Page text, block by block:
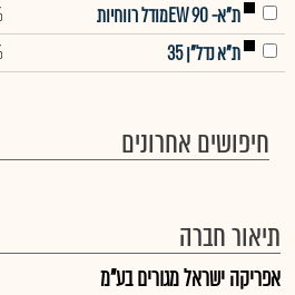
ת"א- EW 90מודל רווחיות
ת"א נדל"ן 35
חיפושים אחרונים
תיאור חברה
אפריקה ישראל מגורים בע"מ